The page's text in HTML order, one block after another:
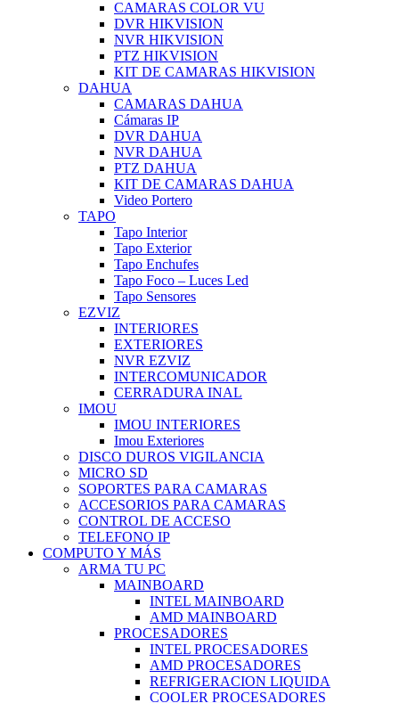
CAMARAS COLOR VU
DVR HIKVISION
NVR HIKVISION
PTZ HIKVISION
KIT DE CAMARAS HIKVISION
DAHUA
CAMARAS DAHUA
Cámaras IP
DVR DAHUA
NVR DAHUA
PTZ DAHUA
KIT DE CAMARAS DAHUA
Video Portero
TAPO
Tapo Interior
Tapo Exterior
Tapo Enchufes
Tapo Foco – Luces Led
Tapo Sensores
EZVIZ
INTERIORES
EXTERIORES
NVR EZVIZ
INTERCOMUNICADOR
CERRADURA INAL
IMOU
IMOU INTERIORES
Imou Exteriores
DISCO DUROS VIGILANCIA
MICRO SD
SOPORTES PARA CAMARAS
ACCESORIOS PARA CAMARAS
CONTROL DE ACCESO
TELEFONO IP
COMPUTO Y MÁS
ARMA TU PC
MAINBOARD
INTEL MAINBOARD
AMD MAINBOARD
PROCESADORES
INTEL PROCESADORES
AMD PROCESADORES
REFRIGERACION LIQUIDA
COOLER PROCESADORES